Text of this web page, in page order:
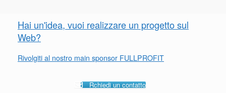
Hai un'idea, vuoi realizzare un progetto sul
Web?
Rivolgiti al nostro main sponsor FULLPROFIT
Rchiedi un contatto